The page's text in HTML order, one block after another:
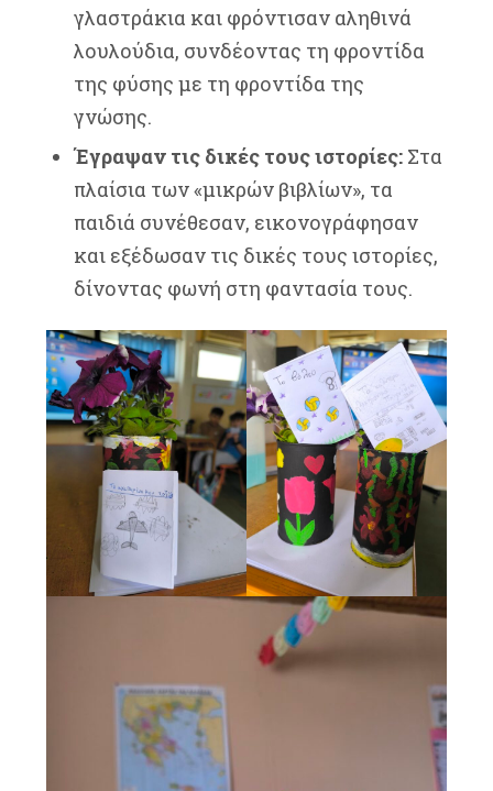
γλαστράκια και φρόντισαν αληθινά
λουλούδια, συνδέοντας τη φροντίδα
της φύσης με τη φροντίδα της
γνώσης.
Έγραψαν τις δικές τους ιστορίες: Στα
πλαίσια των «μικρών βιβλίων», τα
παιδιά συνέθεσαν, εικονογράφησαν
και εξέδωσαν τις δικές τους ιστορίες,
δίνοντας φωνή στη φαντασία τους.